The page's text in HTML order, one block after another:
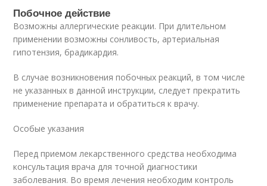
Побочное действие
Возможны аллергические реакции. При длительном
применении возможны сонливость, артериальная
гипотензия, брадикардия.
В случае возникновения побочных реакций, в том числе
не указанных в данной инструкции, следует прекратить
применение препарата и обратиться к врачу.
Особые указания
Перед приемом лекарственного средства необходима
консультация врача для точной диагностики
заболевания. Во время лечения необходим контроль